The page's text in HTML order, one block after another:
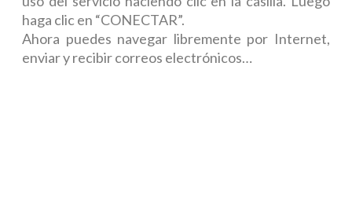
haga clic en “CONECTAR”.
Ahora puedes navegar libremente por Internet,
enviar y recibir correos electrónicos…